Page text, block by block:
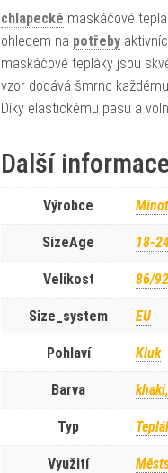
chlapecké maskáčové
ohledem na potřeby
maskáčové tepláky jsou
vzor dodává šmrnc
Díky elastickému pasu a
Další informace
Výrobce
SizeAge 18-
Velikost 86/92
Size_system EU
Pohlaví Kluk
Barva
Typ
Využití